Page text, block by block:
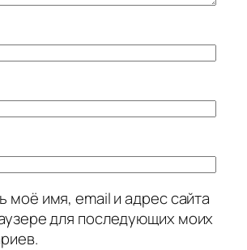
моё имя, email и адрес сайта
для последующих моих